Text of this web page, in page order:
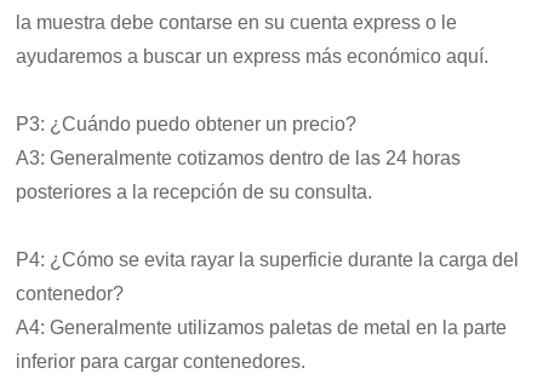
la muestra debe contarse en su cuenta express o le
ayudaremos a buscar un express más económico aquí.
P3: ¿Cuándo puedo obtener un precio?
A3: Generalmente cotizamos dentro de las 24 horas
posteriores a la recepción de su consulta.
P4: ¿Cómo se evita rayar la superficie durante la carga del
contenedor?
A4: Generalmente utilizamos paletas de metal en la parte
inferior para cargar contenedores.